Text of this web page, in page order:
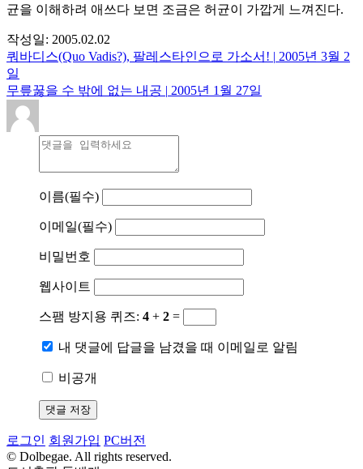
균을 이해하려 애쓰다 보면 조금은 허균이 가깝게 느껴진다.
작성일: 2005.02.02
쿼바디스(Quo Vadis?), 팔레스타인으로 가소서! | 2005년 3월 2
일
무릎꿇을 수 밖에 없는 내공 | 2005년 1월 27일
이름(필수)
이메일(필수)
비밀번호
웹사이트
스팸 방지용 퀴즈: 4 + 2 =
내 댓글에 답글을 남겼을 때 이메일로 알림
비공개
로그인 회원가입 PC버전
© Dolbegae. All rights reserved.